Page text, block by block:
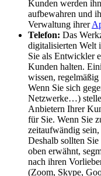
Kunden werden
aufbewahren und
Verwaltung ihrer
Telefon: Das
digitalisierten Welt
Sie als Entwickler
Kunden halten.
wissen,
Wenn Sie sich
Netzwerke…)
Anbietern Ihrer
für Sie. Wenn Sie
zeitaufwändig
Deshalb sollten
oben erwähnt,
nach ihren
(Zoom, Skype,